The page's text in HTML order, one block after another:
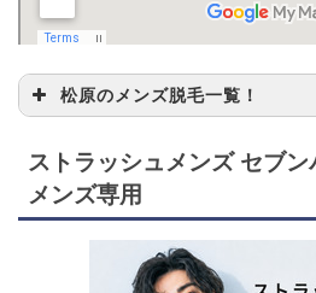
松原のメンズ脱毛一覧！
1
メンズ セブン
パーク天美店
e（エピデソラ
ルテ）
ストラッシュメンズ セブ
メンズ専用